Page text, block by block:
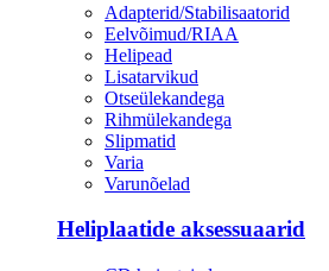
Adapterid/Stabilisaatorid
Eelvõimud/RIAA
Helipead
Lisatarvikud
Otseülekandega
Rihmülekandega
Slipmatid
Varia
Varunõelad
Heliplaatide aksessuaarid